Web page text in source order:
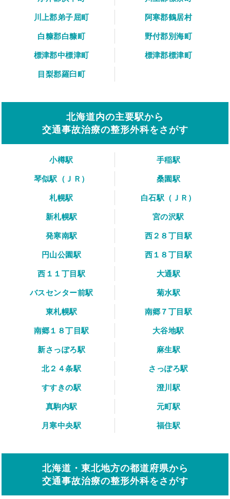
川上郡弟子屈町
阿寒郡鶴居村
白糠郡白糠町
野付郡別海町
標津郡中標津町
標津郡標津町
目梨郡羅臼町
北海道内の主要駅から
交通事故治療の整形外科をさがす
小樽駅
手稲駅
琴似駅（ＪＲ）
桑園駅
札幌駅
白石駅（ＪＲ）
新札幌駅
宮の沢駅
発寒南駅
西２８丁目駅
円山公園駅
西１８丁目駅
西１１丁目駅
大通駅
バスセンター前駅
菊水駅
東札幌駅
南郷７丁目駅
南郷１８丁目駅
大谷地駅
新さっぽろ駅
麻生駅
北２４条駅
さっぽろ駅
すすきの駅
澄川駅
真駒内駅
元町駅
月寒中央駅
福住駅
北海道・東北地方の都道府県から
交通事故治療の整形外科をさがす